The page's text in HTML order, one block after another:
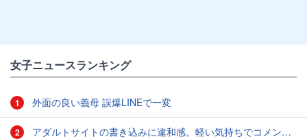
女子ニュースランキング
1 外面の良い義母 誤爆LINEで一変
2 アダルトサイトの書き込みに違和感。軽い気持ちでコメントしてみると…／近畿地方のある場所について（1）